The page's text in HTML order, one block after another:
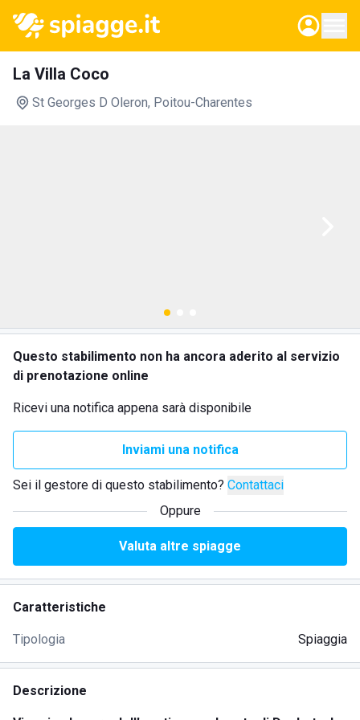
La Villa Coco
St Georges D Oleron, Poitou-Charentes
Questo stabilimento non ha ancora aderito al servizio
di prenotazione online
Ricevi una notifica appena sarà disponibile
Inviami una notifica
Sei il gestore di questo stabilimento? Contattaci
Oppure
Valuta altre spiagge
Caratteristiche
Tipologia Spiaggia
Descrizione